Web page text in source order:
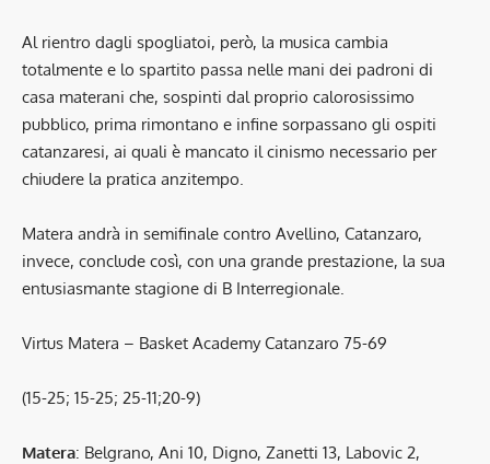
Al rientro dagli spogliatoi, però, la musica cambia
totalmente e lo spartito passa nelle mani dei padroni di
casa materani che, sospinti dal proprio calorosissimo
pubblico, prima rimontano e infine sorpassano gli ospiti
catanzaresi, ai quali è mancato il cinismo necessario per
chiudere la pratica anzitempo.
Matera andrà in semifinale contro Avellino, Catanzaro,
invece, conclude così, con una grande prestazione, la sua
entusiasmante stagione di B Interregionale.
Virtus Matera – Basket Academy Catanzaro 75-69
(15-25; 15-25; 25-11;20-9)
Matera: Belgrano, Ani 10, Digno, Zanetti 13, Labovic 2,